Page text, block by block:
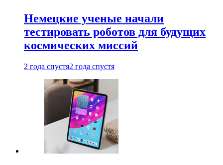
Немецкие ученые начали
тестировать роботов для будущих
космических миссий
2 года спустя2 года спустя